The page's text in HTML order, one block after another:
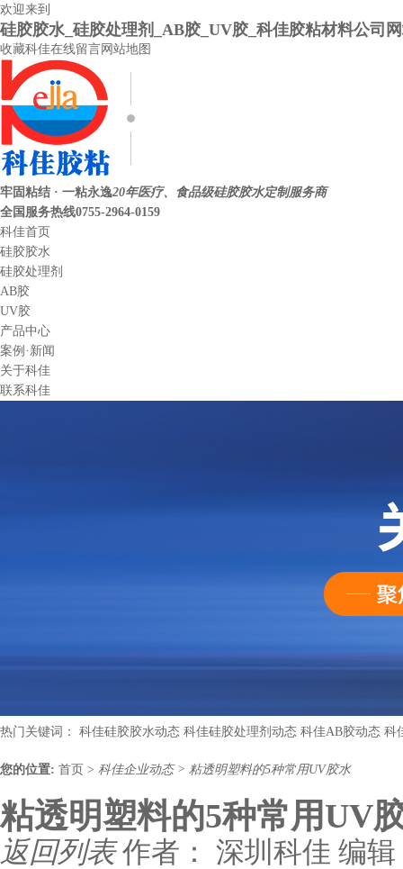
欢迎来到
硅胶胶水_硅胶处理剂_AB胶_UV胶_科佳胶粘材料公司
收藏科佳在线留言网站地图
牢固粘结 · 一粘永逸20年医疗、食品级硅胶胶水定制服务商
全国服务热线0755-2964-0159
科佳首页
硅胶胶水
硅胶处理剂
AB胶
UV胶
产品中心
案例·新闻
关于科佳
联系科佳
热门关键词： 科佳硅胶胶水动态 科佳硅胶处理剂动态 科佳AB胶动态 科
您的位置: 首页 > 科佳企业动态 > 粘透明塑料的5种常用UV胶水
粘透明塑料的5种常用UV
返回列表作者： 深圳科佳 编